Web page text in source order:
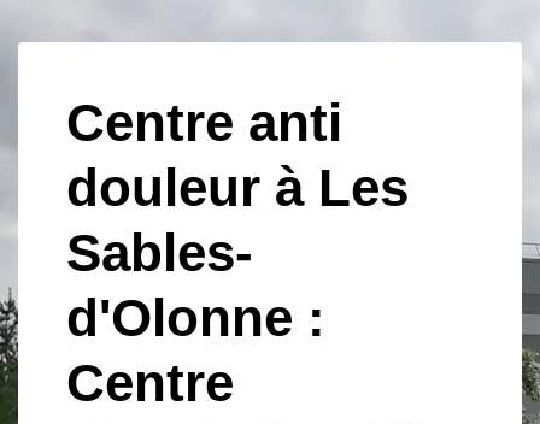
Centre anti
douleur à Les
Sables-
d'Olonne :
Centre